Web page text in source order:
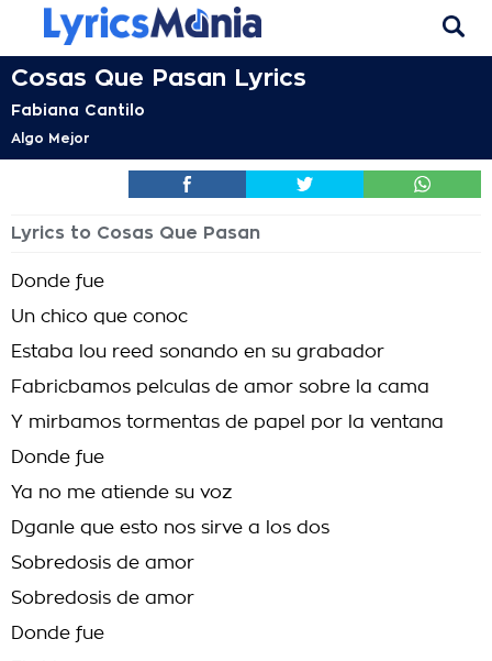
Cosas Que Pasan Lyrics
Fabiana Cantilo
Algo Mejor
Lyrics to Cosas Que Pasan
Donde fue
Un chico que conoc
Estaba lou reed sonando en su grabador
Fabricbamos pelculas de amor sobre la cama
Y mirbamos tormentas de papel por la ventana
Donde fue
Ya no me atiende su voz
Dganle que esto nos sirve a los dos
Sobredosis de amor
Sobredosis de amor
Donde fue